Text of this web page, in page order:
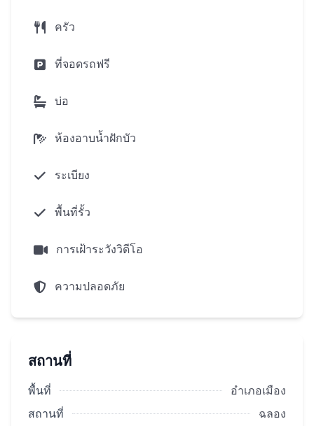
โรงแรม:ซิตี้เซนเตอร์-เบลวารอส ห่างจากหาดกะตะ
พื้นที่ดิน:208 ตร.ม.m
3 ห้องนอน
ห้องนั่งเล่นกว้างขวางพร้อมห้องครัวและพื้นที่รับ
ระบบสมาร์ทโฮม
ห้องเก็บของ
คุณสามารถซื้ออสังหาริมทรัพย์ในภูเก็ตในชนบท
ฉลองวิลล่าที่ซับซ้อนในงวด การชำระเงินเริ่มต้นจาก
30%รวมถึงการฝากเงิน
ครัว
ที่จอดรถฟรี
บ่อ
ห้องอาบน้ำฝักบัว
ระเบียง
พื้นที่รั้ว
การเฝ้าระวังวิดีโอ
ความปลอดภัย
สถานที่
พื้นที่
อำเภอเมือง
สถานที่
ฉลอง